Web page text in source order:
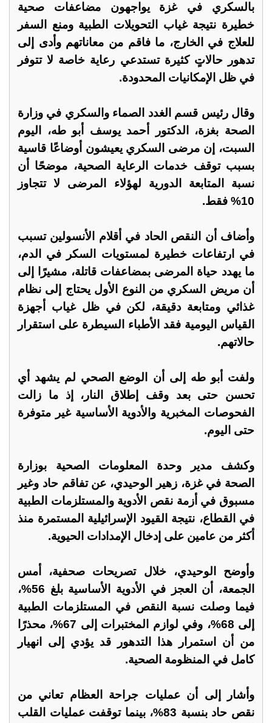
بالسكري في غزة يواجهون مضاعفات صحية
خطيرة نتيجة غياب التحويلات الطبية ومنع السفر
للعلاج في الخارج، ما فاقم من معاناتهم وأدى إلى
تدهور حالاتٍ كثيرة تستدعي رعاية خاصة لا تتوفر
في ظل الإمكانيات المحدودة.
وقال رئيس قسم الغدد الصماء والسكري في وزارة
الصحة بغزة، الدكتور أحمد يوسف أبو طه، اليوم
السبت، إن مرضى السكري يعيشون أوضاعًا قاسية
بسبب توقف خدمات الرعاية الصحية، موضحًا أن
نسبة المتابعة الدورية لهؤلاء المرضى لا تتجاوز
10% فقط.
وأضاف أن النقص الحاد في أقلام الأنسولين تسبب
في ارتفاعات خطيرة لمستويات السكر في الدم،
ما يهدد حياة المرضى بمضاعفات قاتلة، مشيرًا إلى
أن مريض السكري من النوع الأول يحتاج إلى نظام
غذائي ومتابعة دقيقة، لكن في ظل غياب أجهزة
القياس اليومية فقد الأطباء السيطرة على استقرار
حالاتهم.
ولفت أبو طه إلى أن الوضع الصحي لم يشهد أي
تحسن حتى بعد وقف إطلاق النار، إذ ما زالت
الفحوصات المخبرية والأدوية الأساسية غير متوفرة
حتى اليوم.
وكشف مدير وحدة المعلومات الصحية بوزارة
الصحة في غزة، زهير الوحيدي، عن تفاقم حاد وغير
مسبوق في أزمة نقص الأدوية والمستلزمات الطبية
في القطاع، نتيجة القيود الإسرائيلية المستمرة منذ
أكثر من عامين على إدخال الإمدادات الحيوية.
وأوضح الوحيدي، خلال تصريحات صحفية، أمس
الجمعة، أن العجز في الأدوية الأساسية بلغ 56%،
فيما وصلت نسبة النقص في المستلزمات الطبية
إلى 68%، وفي لوازم المختبرات إلى 67%، محذرًا
من أن استمرار هذا التدهور قد يؤدي إلى انهيار
كامل في المنظومة الصحية.
وأشار إلى أن عمليات جراحة العظام تعاني من
نقص حاد بنسبة 83%، بينما توقفت عمليات القلب